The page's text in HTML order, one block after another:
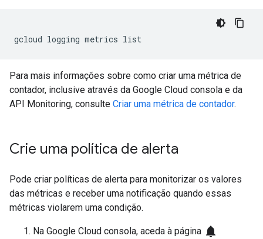
Para mais informações sobre como criar uma métrica de
contador, inclusive através da Google Cloud consola e da
API Monitoring, consulte Criar uma métrica de contador.
Crie uma política de alerta
Pode criar políticas de alerta para monitorizar os valores
das métricas e receber uma notificação quando essas
métricas violarem uma condição.
Na Google Cloud consola, aceda à página notifications